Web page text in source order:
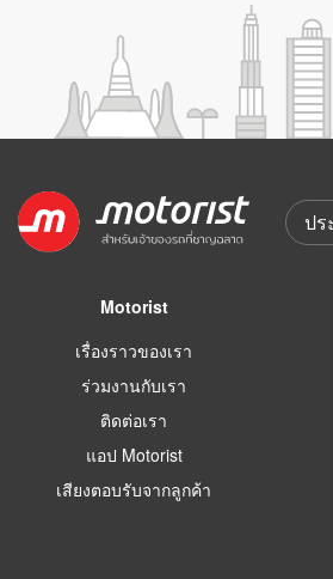
Motorist
เรื่องราวของเรา
ร่วมงานกับเรา
ติดต่อเรา
แอป Motorist
เสียงตอบรับจากลูกค้า